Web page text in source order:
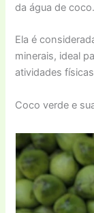
da água de coco.
Ela é
minerais, ideal
atividades
Coco verde e